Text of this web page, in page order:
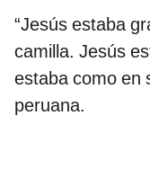
“Jesús estaba
camilla. Jesús
estaba como en
peruana.